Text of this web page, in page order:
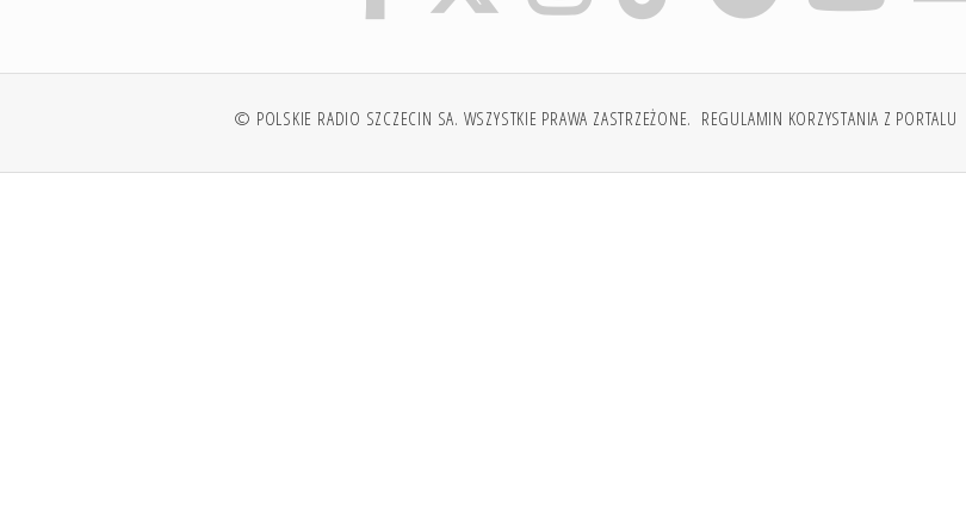
© POLSKIE RADIO SZCZECIN SA. WSZYSTKIE PRAWA ZASTRZEŻONE. REGULAMIN KORZYSTANIA Z PORTALU